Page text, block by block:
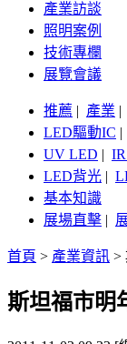
產業訪談
照明案例
技術專欄
展覽會議
推薦 | 產業 |
LED驅動IC |
UV LED |
LED背光 |
基本知識
展場直擊 |
首頁 > 產業資訊 >
斯坦福市明